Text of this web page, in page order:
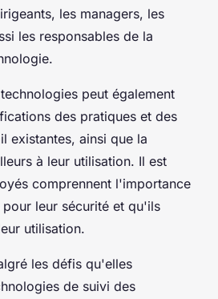
les managers, les
les responsables de la
peut également
des pratiques et des
existantes, ainsi que la
à leur utilisation. Il est
comprennent l'importance
leur sécurité et qu'ils
utilisation.
les défis qu'elles
de suivi des